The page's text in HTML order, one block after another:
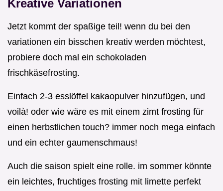
Kreative Variationen
Jetzt kommt der spaßige teil! wenn du bei den
variationen ein bisschen kreativ werden möchtest,
probiere doch mal ein schokoladen
frischkäsefrosting.
Einfach 2-3 esslöffel kakaopulver hinzufügen, und
voilà! oder wie wäre es mit einem zimt frosting für
einen herbstlichen touch? immer noch mega einfach
und ein echter gaumenschmaus!
Auch die saison spielt eine rolle. im sommer könnte
ein leichtes, fruchtiges frosting mit limette perfekt